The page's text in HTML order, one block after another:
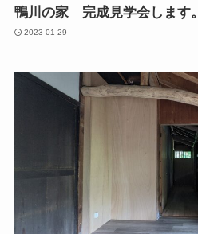
鴨川の家 完成見学会します。
2023-01-29